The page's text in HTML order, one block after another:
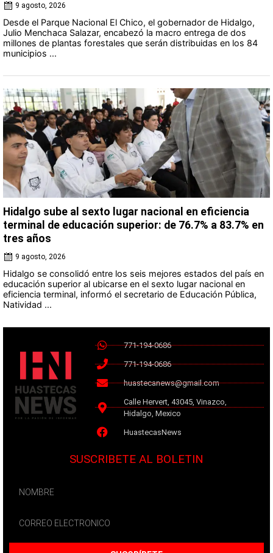
9 agosto, 2026
Desde el Parque Nacional El Chico, el gobernador de Hidalgo,
Julio Menchaca Salazar, encabezó la macro entrega de dos
millones de plantas forestales que serán distribuidas en los 84
municipios ...
Hidalgo sube al sexto lugar nacional en eficiencia
terminal de educación superior: de 76.7% a 83.7% en
tres años
9 agosto, 2026
Hidalgo se consolidó entre los seis mejores estados del país en
educación superior al ubicarse en el sexto lugar nacional en
eficiencia terminal, informó el secretario de Educación Pública,
Natividad ...
771-194-0686
771-194-0686
huastecanews@gmail.com
Calle Hervert, 43045, Vinazco,
Hidalgo, Mexico
HuastecasNews
SUSCRIBETE AL BOLETIN